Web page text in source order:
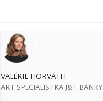
VALÉRIE HORVÁTH
ART SPECIALISTKA J&T BANKY